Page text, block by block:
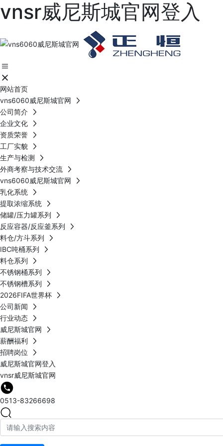
vnsr威尼斯城官网登入
网站首页
vns6060威尼斯城官网
公司简介
企业文化
资质荣誉
工厂实貌
生产与检测
外商考察与技术交流
vns6060威尼斯城官网
乳化系统
提取浓缩系统
储罐/压力罐系列
反应容器/反应釜系列
料仓/方斗系列
IBC吨桶系列
料仓系列
不锈钢桶系列
不锈钢槽系列
2026FIFA世界杯
公司新闻
行业动态
威尼斯城官网
薪酬福利
招聘岗位
威尼斯城官网登入
vnsr威尼斯城官网
0513-83266698